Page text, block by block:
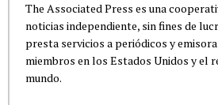
The Associated Press es una
noticias independiente, sin fines de
presta servicios a periódicos y
miembros en los Estados Unidos y el
mundo.